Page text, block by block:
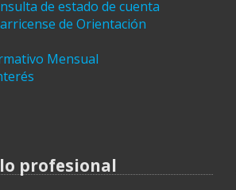
de estado de cuenta
de Orientación
Mensual
profesional